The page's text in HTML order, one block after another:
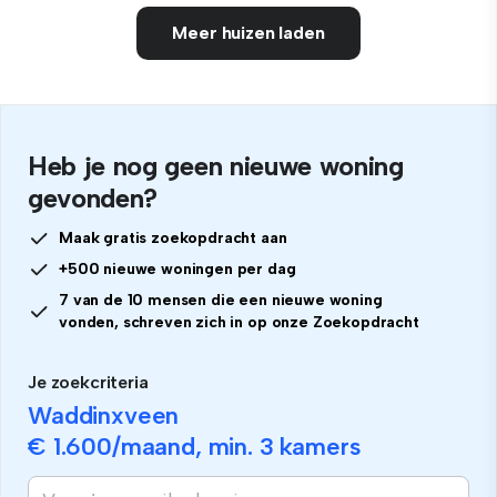
Meer huizen laden
Heb je nog geen nieuwe woning
gevonden?
Maak gratis zoekopdracht aan
+500 nieuwe woningen per dag
7 van de 10 mensen die een nieuwe woning
vonden, schreven zich in op onze Zoekopdracht
Je zoekcriteria
Waddinxveen
€ 1.600/maand, min. 3 kamers